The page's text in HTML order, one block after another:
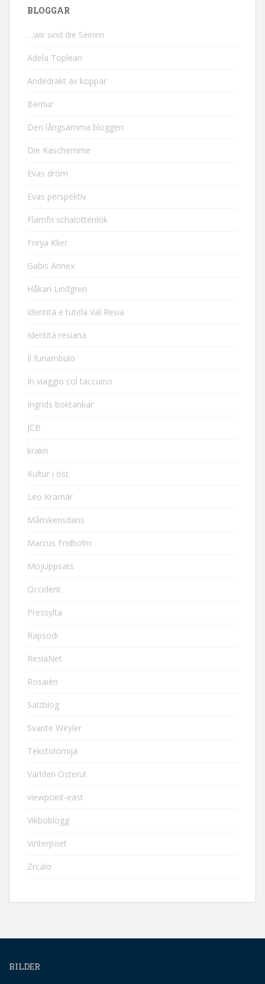
BLOGGAR
…wir sind die Seinen
Adela Toplean
Andedräkt av koppar
Bernur
Den långsamma bloggen
Die Kaschemme
Evas dröm
Evas perspektiv
Flarnfri schalottenlök
Freya Klier
Gabis Annex
Håkan Lindgren
Identità e tutela Val Resia
Identità resiana
Il funambulo
In viaggio col taccuino
Ingrids boktankar
JCB
krakri
Kultur i öst
Leo Kramár
Månskensdans
Marcus Fridholm
MojUppsats
Occident
Pressylta
Rapsodi
ResiaNet
Rosaièn
Salzblog
Svante Weyler
Tekstolomija
Världen Österut
viewpoint-east
Vikboblogg
Vinterpoet
Zrcalo
BILDER